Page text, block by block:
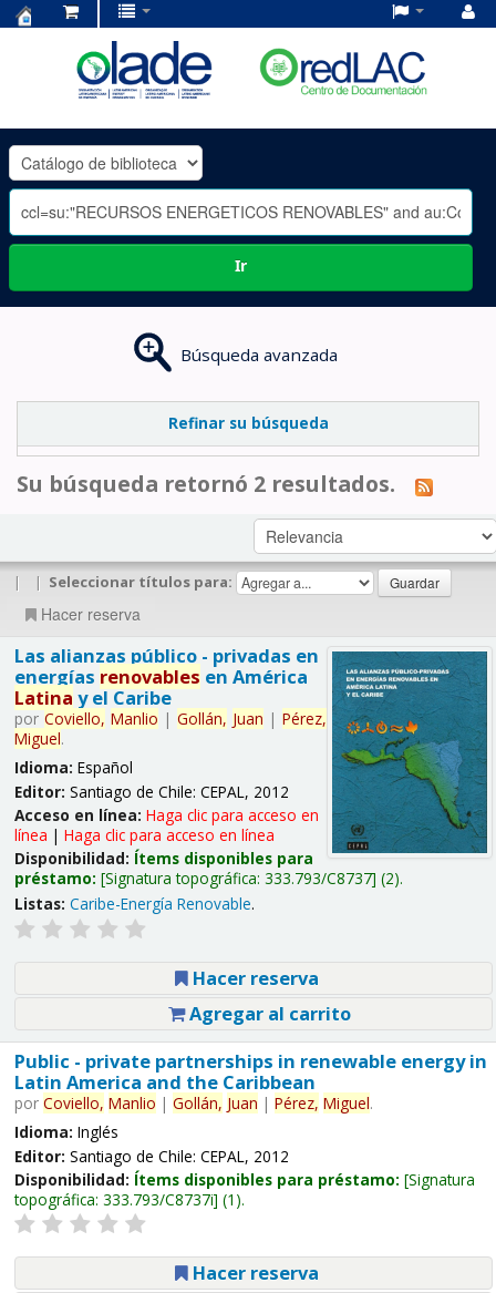
OLADE
-
Ir
Búsqueda avanzada
Refinar su búsqueda
Su búsqueda retornó 2 resultados.
| | Seleccionar títulos para:
Hacer reserva
Las alianzas público - privadas en
energías renovables en América
Latina y el Caribe
por Coviello, Manlio | Gollán, Juan | Pérez,
Miguel.
Idioma: Español
Editor: Santiago de Chile: CEPAL, 2012
Acceso en línea: Haga clic para acceso en
línea | Haga clic para acceso en línea
Disponibilidad: Ítems disponibles para
préstamo: Signatura topográfica: 333.793/C8737 (2).
Listas: Caribe-Energía Renovable.
Hacer reserva
Agregar al carrito
Public - private partnerships in renewable energy in
Latin America and the Caribbean
por Coviello, Manlio | Gollán, Juan | Pérez, Miguel.
Idioma: Inglés
Editor: Santiago de Chile: CEPAL, 2012
Disponibilidad: Ítems disponibles para préstamo: Signatura
topográfica: 333.793/C8737i (1).
Hacer reserva